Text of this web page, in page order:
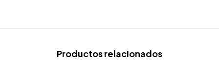
Productos relacionados